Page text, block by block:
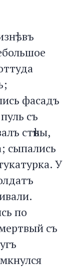
въ
фасадъ
съ
стѣны,
сыпались
У
по
съ